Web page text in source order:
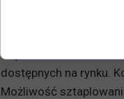
Powinien zostać
lub podnośnika.
większości wózków
dostępnych na rynku.
Możliwość